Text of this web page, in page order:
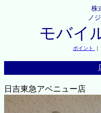
株
ノ
モバイ
ポイント ｜
日吉東急アベニュー店